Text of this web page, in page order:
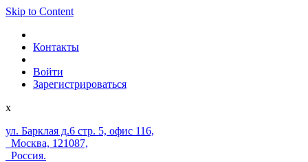
Skip to Content
Контакты
Войти
Зарегистрироваться
x
ул. Барклая д.6 стр. 5, офис 116,
Москва, 121087,
Россия.